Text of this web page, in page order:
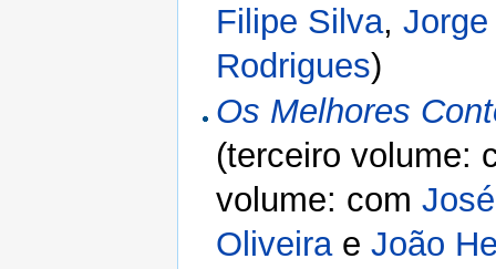
Filipe Silva,
Rodrigues)
Os Melhores
(terceiro volume:
volume: com
OliveiraeJoão